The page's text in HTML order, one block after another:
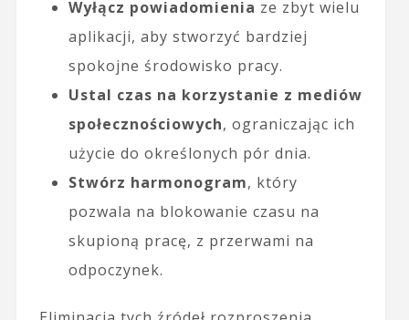
Wyłącz powiadomienia ze zbyt wielu
aplikacji, aby stworzyć bardziej
spokojne środowisko pracy.
Ustal czas na korzystanie z mediów
społecznościowych, ograniczając ich
użycie do określonych pór dnia.
Stwórz harmonogram, który
pozwala na blokowanie czasu na
skupioną pracę, z przerwami na
odpoczynek.